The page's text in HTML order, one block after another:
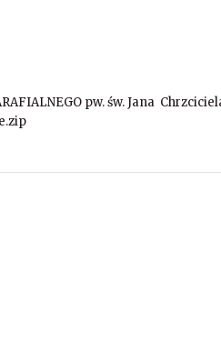
pw. św. Jana